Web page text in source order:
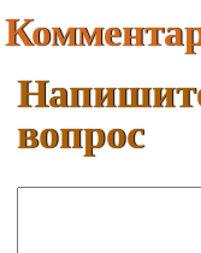
вопрос